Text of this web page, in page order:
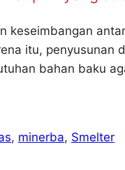
keseimbangan
itu, penyusunan
bahan baku
, minerba, Smelter